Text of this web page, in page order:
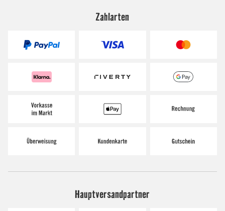
Zahlarten
Hauptversandpartner